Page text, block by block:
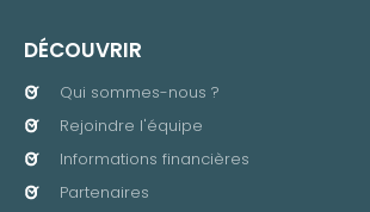
DÉCOUVRIR
Qui sommes-nous ?
Rejoindre l'équipe
Informations financières
Partenaires